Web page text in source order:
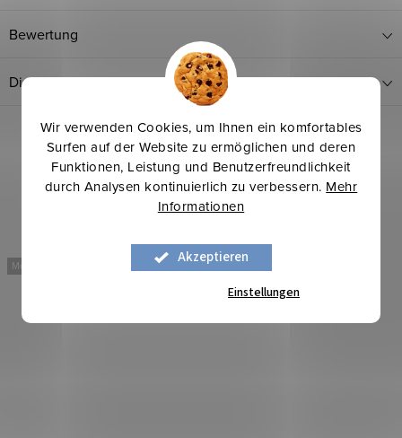
Wir verwenden Cookies, um Ihnen ein komfortables
Surfen auf der Website zu ermöglichen und deren
Funktionen, Leistung und Benutzerfreundlichkeit
durch Analysen kontinuierlich zu verbessern. Mehr
Informationen
Akzeptieren
Einstellungen
Bewertung
Diskussion
Mehr für weniger Mehr für weniger